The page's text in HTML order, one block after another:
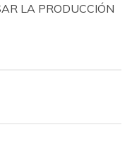
LA PRODUCCIÓN